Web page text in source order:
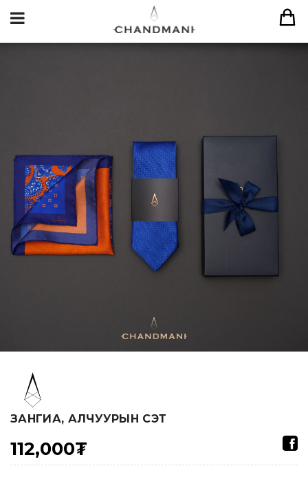
ЗАНГИА, АЛЧУУРЫН СЭТ
112,000₮